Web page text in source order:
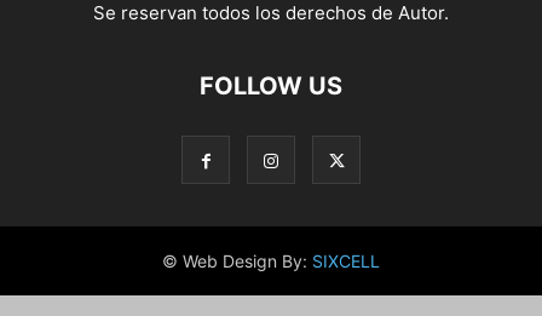
Se reservan todos los derechos de Autor.
FOLLOW US
© Web Design By: SIXCELL